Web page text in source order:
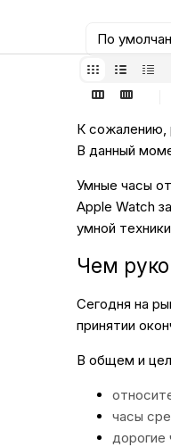
По
К сожалению,
В данный
Умные часы
Apple Watch
умной
Чем
Сегодня на
принятии
В общем и
часы
дорогие